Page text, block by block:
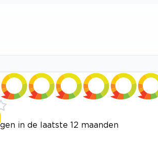
in de laatste 12 maanden